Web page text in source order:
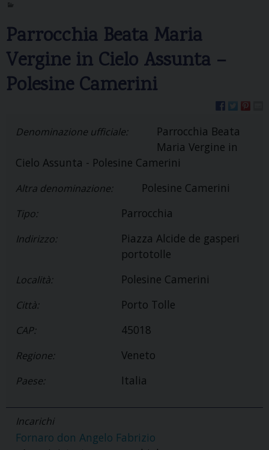
Parrocchia Beata Maria
Vergine in Cielo Assunta –
Polesine Camerini
Denominazione ufficiale:
Parrocchia Beata
Maria Vergine in
Cielo Assunta - Polesine Camerini
Altra denominazione: Polesine Camerini
Tipo: Parrocchia
Indirizzo:
Piazza Alcide de gasperi
portotolle
Località: Polesine Camerini
Città: Porto Tolle
CAP: 45018
Regione: Veneto
Paese: Italia
Incarichi
Fornaro don Angelo Fabrizio